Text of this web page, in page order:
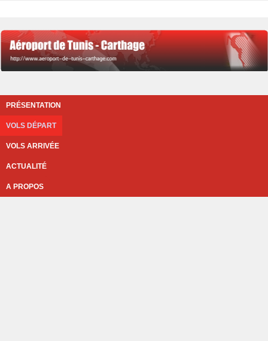
PRÉSENTATION
VOLS DÉPART
VOLS ARRIVÉE
ACTUALITÉ
A PROPOS